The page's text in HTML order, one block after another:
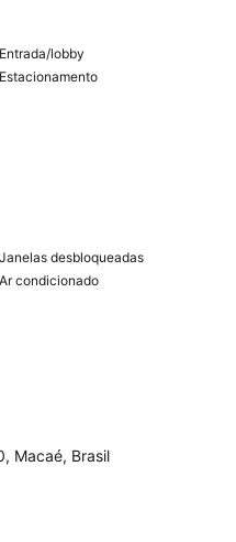
Entrada/lobby
Estacionamento
Janelas desbloqueadas
Ar condicionado
Macaé, Brasil